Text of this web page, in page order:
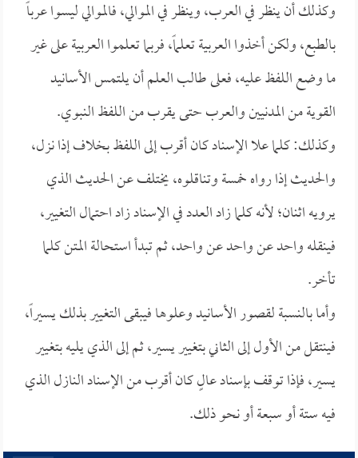
وكذلك أن ينظر في العرب، وينظر في الموالي، فالموالي ليسوا عرباً
بالطبع، ولكن أخذوا العربية تعلماً، فربما تعلموا العربية على غير
ما وضع اللفظ عليه، فعلى طالب العلم أن يلتمس الأسانيد
القوية من المدنيين والعرب حتى يقرب من اللفظ النبوي.
وكذلك: كلما علا الإسناد كان أقرب إلى اللفظ بخلاف إذا نزل،
والحديث إذا رواه خمسة وتناقلوه، يختلف عن الحديث الذي
يرويه اثنان؛ لأنه كلما زاد العدد في الإسناد زاد احتمال التغيير،
فينقله واحد عن واحد عن واحد، ثم تبدأ استحالة المتن كلما
تأخر.
وأما بالنسبة لقصور الأسانيد وعلوها فيبقى التغيير بذلك يسيراً،
فينتقل من الأول إلى الثاني بتغيير يسير، ثم إلى الذي يليه بتغيير
يسير، فإذا توقف بإسناد عالٍ كان أقرب من الإسناد النازل الذي
فيه ستة أو سبعة أو نحو ذلك.